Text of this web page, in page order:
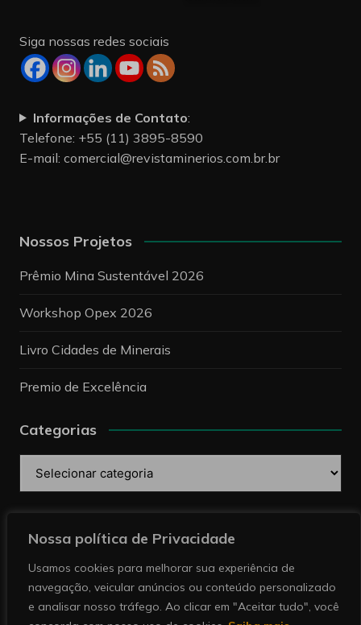
Nossa política de Privacidade
Usamos cookies para melhorar sua experiência de
navegação, veicular anúncios ou conteúdo personalizado
e analisar nosso tráfego. Ao clicar em "Aceitar tudo", você
Siga nossas redes sociais
Informações de Contato:
Telefone: +55 (11) 3895-8590
E-mail: comercial@revistaminerios.com.br.br
Nossos Projetos
Prêmio Mina Sustentável 2026
Workshop Opex 2026
Livro Cidades de Minerais
Premio de Excelência
Categorias